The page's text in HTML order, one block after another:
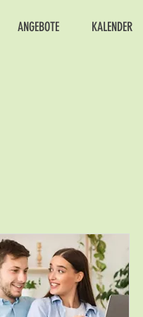
ANGEBOTE KALENDER